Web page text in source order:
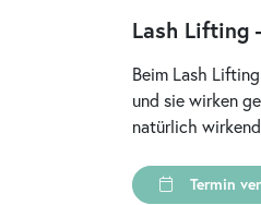
Lash Lifting
Beim Lash
und sie wirken
natürlich
Termin